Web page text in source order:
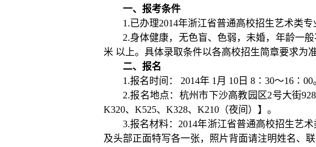
一、报考条件
1.已办理2014年浙江省普通高校招生艺术类
2.身体健康，无色盲、色弱，未婚，年龄一般
米 以上。具体录取条件以各高校招生简章要求为准
二、报名
1.报名时间： 2014年 1 月 10 日 8 ∶ 30～16 ∶ 00
2.报名地点：杭州市下沙高教园区2号大街928
K320、 K525、 K328、 K210 （夜间）】。
3.报名材料： 2014年浙江省普通高校招生艺
及头部正面特写各一张，照片背面请注明姓名、联